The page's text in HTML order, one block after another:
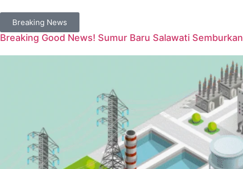
Breaking News
Breaking Good News! Sumur Baru Salawati